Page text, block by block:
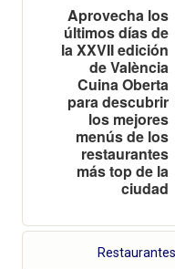
Aprovecha los
últimos días de
la XXVII edición
de València
Cuina Oberta
para descubrir
los mejores
menús de los
restaurantes
más top de la
ciudad
Restaurantes